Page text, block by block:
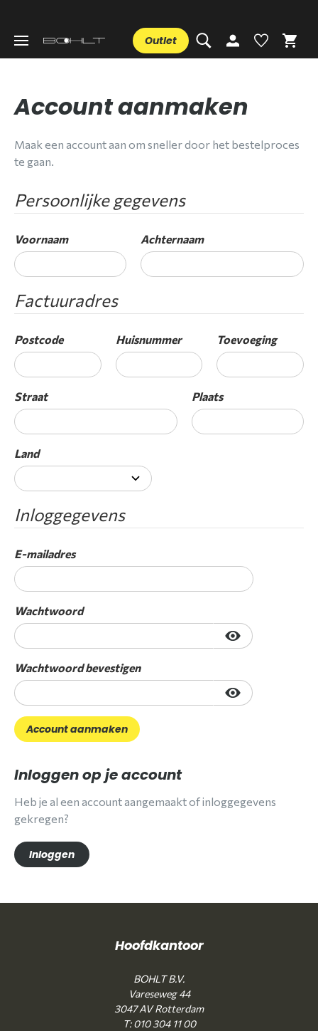
Outlet
Account aanmaken
Maak een account aan om sneller door het bestelproces
te gaan.
Persoonlijke gegevens
Voornaam Achternaam
Factuuradres
Postcode Huisnummer Toevoeging
Straat Plaats
Land
Inloggegevens
E-mailadres
Wachtwoord
Wachtwoord bevestigen
Inloggen op je account
Heb je al een account aangemaakt of inloggegevens
gekregen?
Inloggen
Hoofdkantoor
BOHLT B.V.
Vareseweg 44
3047 AV Rotterdam
T: 010 304 11 00